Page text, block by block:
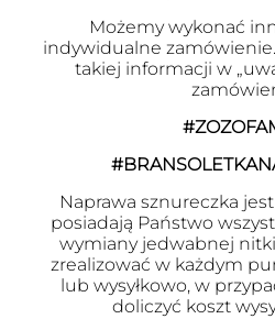
Możemy wykonać
indywidualne
takiej informacji w
Naprawa sznureczka
posiadają Państwo
wymiany jedwabnej nitki
zrealizować w każdym
lub wysyłkowo, w
doliczyć koszt